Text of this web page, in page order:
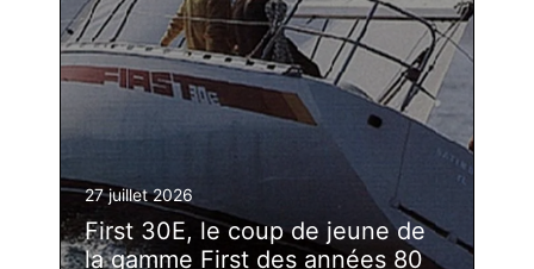
27 juillet 2026
First 30E, le coup de jeune de
la gamme First des années 80